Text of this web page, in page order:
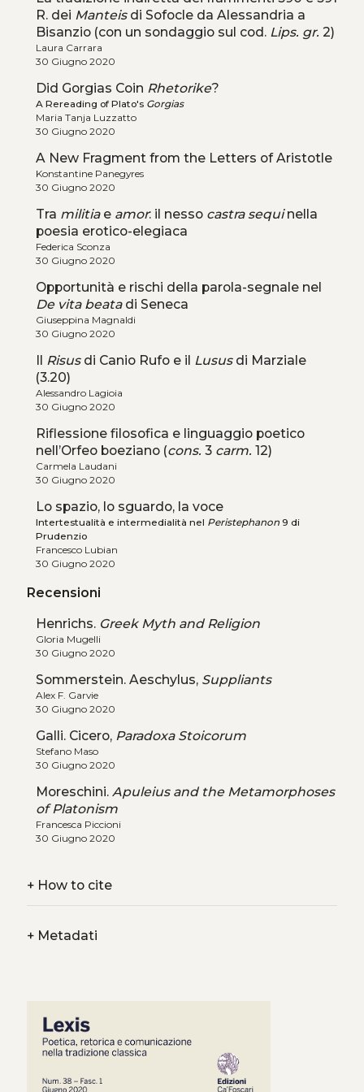
R. dei Manteisdi Sofocle da Alessandria a
Bisanzio (con un sondaggio sul cod. Lips. gr. 2)
Laura Carrara
30 Giugno 2020
Did Gorgias Coin Rhetorike?
A Rereading of Plato's Gorgias
Maria Tanja Luzzatto
30 Giugno 2020
A New Fragment from the Letters of Aristotle
Konstantine Panegyres
30 Giugno 2020
Tra militiae amor: il nesso castra sequinella
poesia erotico-elegiaca
Federica Sconza
30 Giugno 2020
Opportunità e rischi della parola-segnale nel
De vita beatadi Seneca
Giuseppina Magnaldi
30 Giugno 2020
Risusdi Canio Rufo e il Lususdi Marziale
(3.20)
Alessandro Lagioia
30 Giugno 2020
Riflessione filosofica e linguaggio poetico
nell’Orfeo boeziano (cons. 3 carm. 12)
Carmela Laudani
30 Giugno 2020
Lo spazio, lo sguardo, la voce
Intertestualità e intermedialità nel Peristephanon9 di
Prudenzio
Francesco Lubian
30 Giugno 2020
Recensioni
Henrichs. Greek Myth and Religion
Gloria Mugelli
30 Giugno 2020
Sommerstein. Aeschylus, Suppliants
Alex F. Garvie
30 Giugno 2020
Galli. Cicero, Paradoxa Stoicorum
Stefano Maso
30 Giugno 2020
Moreschini. Apuleius and the Metamorphoses
of Platonism
Francesca Piccioni
30 Giugno 2020
+How to cite
+Metadati